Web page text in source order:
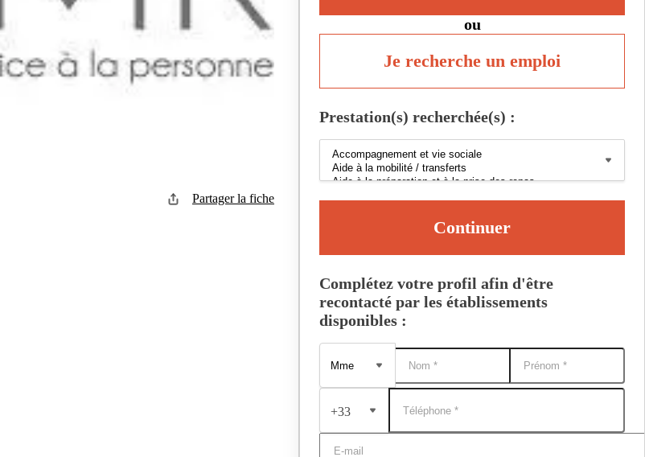
Partager la fiche
ou
Je recherche un emploi
Prestation(s) recherchée(s) :
Continuer
Complétez votre profil afin d'être
recontacté par les établissements
disponibles :
+33